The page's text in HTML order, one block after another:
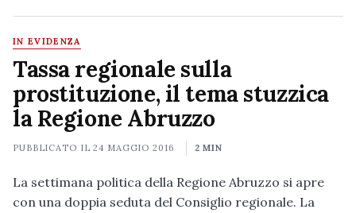
IN EVIDENZA
Tassa regionale sulla
prostituzione, il tema stuzzica
la Regione Abruzzo
PUBBLICATO IL24 MAGGIO 2016 2 MIN
La settimana politica della Regione Abruzzo si apre
con una doppia seduta del Consiglio regionale. La